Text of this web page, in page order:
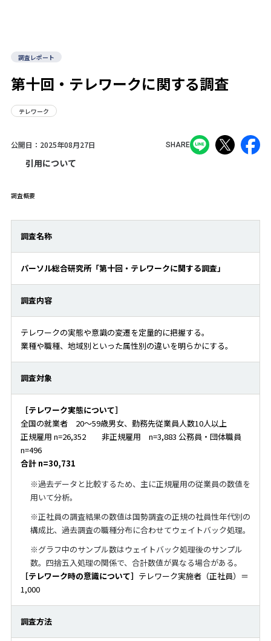
調査レポート
第十回・テレワークに関する調査
テレワーク
公開日： 2025年08月27日 SHARE
引用について
調査概要
調査名称
パーソル総合研究所「第十回・テレワークに関する調査」
調査内容
テレワークの実態や意識の変遷を定量的に把握する。
業種や職種、地域別といった属性別の違いを明らかにする。
調査対象
［テレワーク実態について］
全国の就業者 20～59歳男女、勤務先従業員人数10人以上
正規雇用 n=26,352 非正規雇用 n=3,883 公務員・団体職員
n=496
合計 n=30,731
※過去データと比較するため、主に正規雇用の従業員の数値を
用いて分析。
※正社員の調査結果の数値は国勢調査の正規の社員性年代別の
構成比、過去調査の職種分布に合わせてウェイトバック処理。
※グラフ中のサンプル数はウェイトバック処理後のサンプル
数。四捨五入処理の関係で、合計数値が異なる場合がある。
［テレワーク時の意識について］ テレワーク実施者（正社員）＝
1,000
調査方法